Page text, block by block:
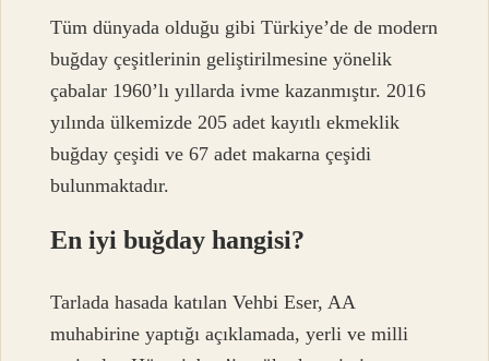
Tüm dünyada olduğu gibi Türkiye’de de modern
buğday çeşitlerinin geliştirilmesine yönelik
çabalar 1960’lı yıllarda ivme kazanmıştır. 2016
yılında ülkemizde 205 adet kayıtlı ekmeklik
buğday çeşidi ve 67 adet makarna çeşidi
bulunmaktadır.
En iyi buğday hangisi?
Tarlada hasada katılan Vehbi Eser, AA
muhabirine yaptığı açıklamada, yerli ve milli